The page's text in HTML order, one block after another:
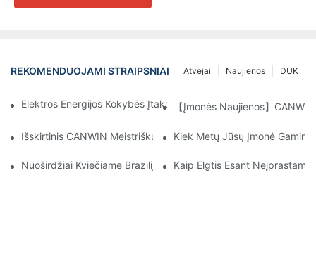
REKOMENDUOJAMI STRAIPSNIAI DUK
Naujienos
Atvejai
Elektros Energijos Kokybės Įtaka Transformatorių Įrangos
【Įmonės Naujienos】
Išskirtinis CANWIN Meistriškumas Pelnė Tarptautinį
Kiek Metų Jūsų Įmonė
Nuoširdžiai Kviečiame Brazilijos Klientus Apsilankyti Mūsų
Kaip Elgtis Esant Neįprastam